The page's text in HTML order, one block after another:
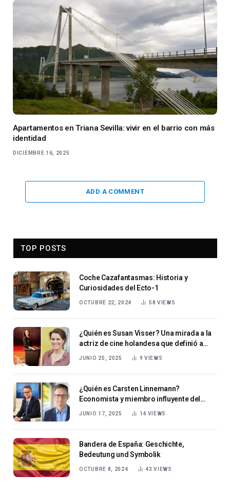
Apartamentos en Triana Sevilla: vivir en el barrio con más
identidad
DICIEMBRE 16, 2025
ADD A COMMENT
TOP POSTS
Coche Cazafantasmas: Historia y
Curiosidades del Ecto-1
OCTUBRE 22, 2024 58VIEWS
¿Quién es Susan Visser? Una mirada a la
actriz de cine holandesa que definió a
Anouk Verschuur
JUNIO 25, 2025 9 VIEWS
¿Quién es Carsten Linnemann?
Economista y miembro influyente del
Bundestag alemán
JUNIO 17, 2025 14 VIEWS
Bandera de España: Geschichte,
Bedeutung und Symbolik
OCTUBRE 8, 2024 43VIEWS